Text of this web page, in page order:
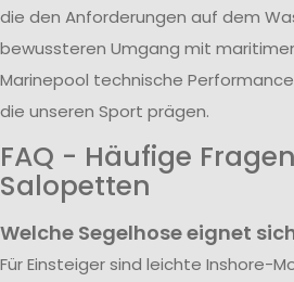
die den Anforderungen auf dem
bewussteren Umgang mit
Marinepool technische
die unseren Sport prägen.
FAQ - Häufige
Salopetten
Welche Segelhose eignet
Für Einsteiger sind leichte Inshore-